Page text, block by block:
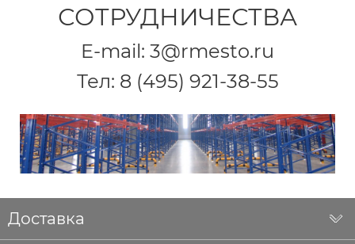
СОТРУДНИЧЕСТВА
E-mail: 3@rmesto.ru
Тел: 8 (495) 921-38-55
Доставка